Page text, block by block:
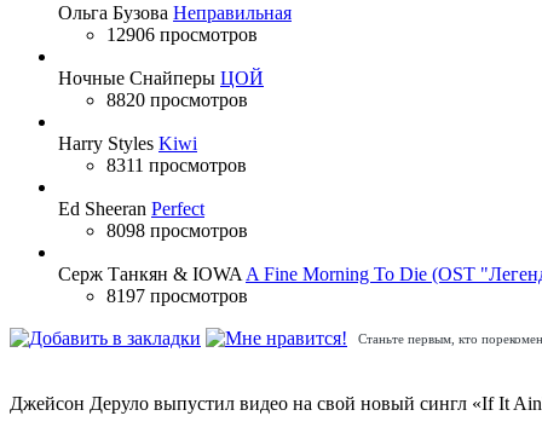
Ольга Бузова Неправильная
12906 просмотров
Ночные Снайперы ЦОЙ
8820 просмотров
Harry Styles Kiwi
8311 просмотров
Ed Sheeran Perfect
8098 просмотров
Серж Танкян & IOWA A Fine Morning To Die (OST
8197 просмотров
Станьте первым, кто
Джейсон Деруло выпустил видео на свой новый сингл «If It